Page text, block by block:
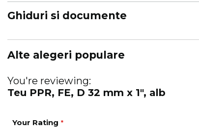
Ghiduri si documente
Alte alegeri populare
You're reviewing:
Teu PPR, FE, D 32 mm x 1", alb
Your Rating